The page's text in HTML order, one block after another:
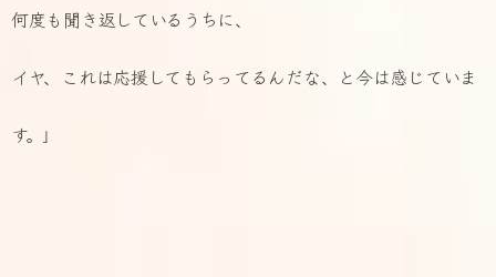
何度も聞き返しているうちに、
イヤ、これは応援してもらってるんだな、と今は感じていま
す。」